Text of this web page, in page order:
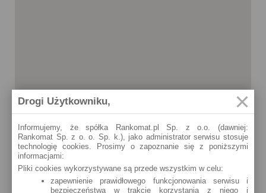
Drogi Użytkowniku,
Informujemy, że spółka Rankomat.pl Sp. z o.o. (dawniej:
Rankomat Sp. z o. o. Sp. k.), jako administrator serwisu stosuje
technologię cookies. Prosimy o zapoznanie się z poniższymi
informacjami:
Pliki cookies wykorzystywane są przede wszystkim w celu:
zapewnienie prawidłowego funkcjonowania serwisu i
bezpieczeństwa w trakcie korzystania z niego i